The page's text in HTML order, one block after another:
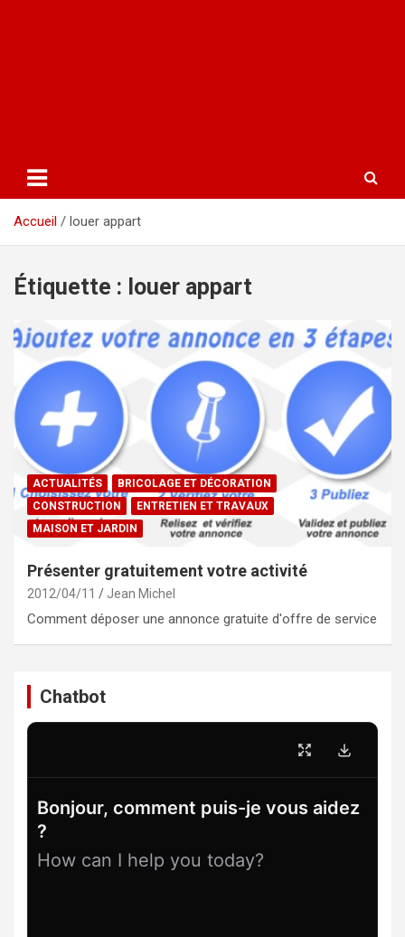
Accueil louer appart
Étiquette : louer appart
ACTUALITÉS
BRICOLAGE ET DÉCORATION
CONSTRUCTION
ENTRETIEN ET TRAVAUX
MAISON ET JARDIN
Présenter gratuitement votre activité
2012/04/11 Jean Michel
Comment déposer une annonce gratuite d'offre de service
Chatbot
Bonjour, comment puis-je vous aidez
?
How can I help you today?